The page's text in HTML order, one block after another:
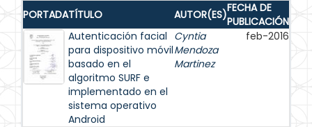
PORTADATÍTULO AUTOR(ES)FECHA DE
PUBLICACIÓN
Autenticación facial
para dispositivo móvil
basado en el
algoritmo SURF e
implementado en el
sistema operativo
Android
Cyntia
Mendoza
Martinez
feb-2016